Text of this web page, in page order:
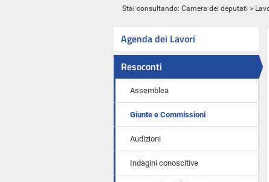
Stai consultando: Camera dei deputati >
Agenda dei Lavori
Resoconti
Assemblea
Giunte e Commissioni
Audizioni
Indagini conoscitive